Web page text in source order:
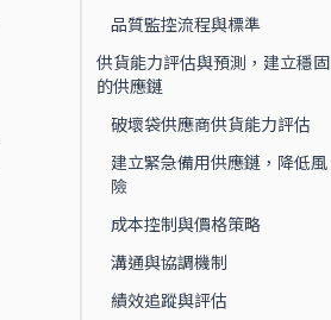
品質監控流程與標準
供貨能力評估與預測，建立穩固
的供應鏈
破壞袋供應商供貨能力評估
建立緊急備用供應鏈，降低風
險
成本控制與價格策略
溝通與協調機制
績效追蹤與評估